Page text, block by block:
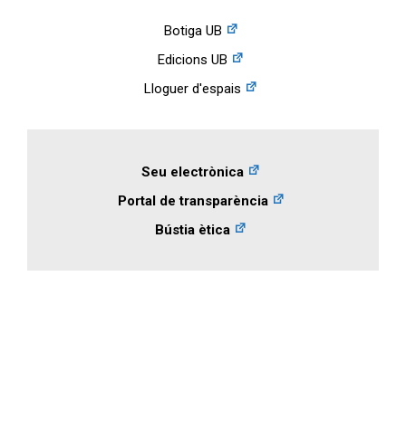
Botiga UB
Edicions UB
Lloguer d'espais
Seu electrònica
Portal de transparència
Bústia ètica